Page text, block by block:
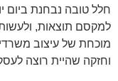
חלל טובה נבחנת ביום
למקסם תוצאות,
מוכחת של עיצוב
וחזקה שהיית רוצה